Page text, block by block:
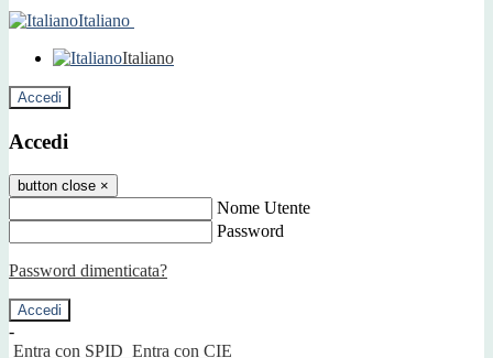
Italiano
Italiano
Accedi
Accedi
button close ×
Nome Utente
Password
Password dimenticata?
-
Entra con SPID Entra con CIE